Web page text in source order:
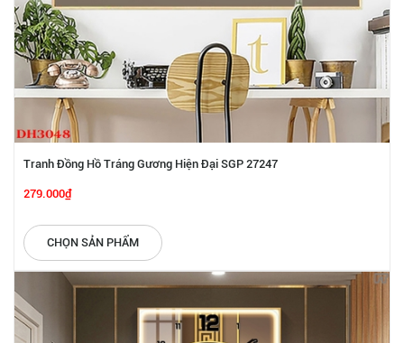
Tranh Đồng Hồ Tráng Gương Hiện Đại SGP 27247
279.000₫
CHỌN SẢN PHẨM